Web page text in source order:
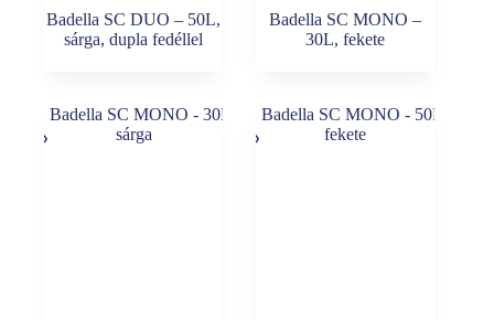
Badella SC DUO – 50L,
sárga, dupla fedéllel
Badella SC MONO –
30L, fekete